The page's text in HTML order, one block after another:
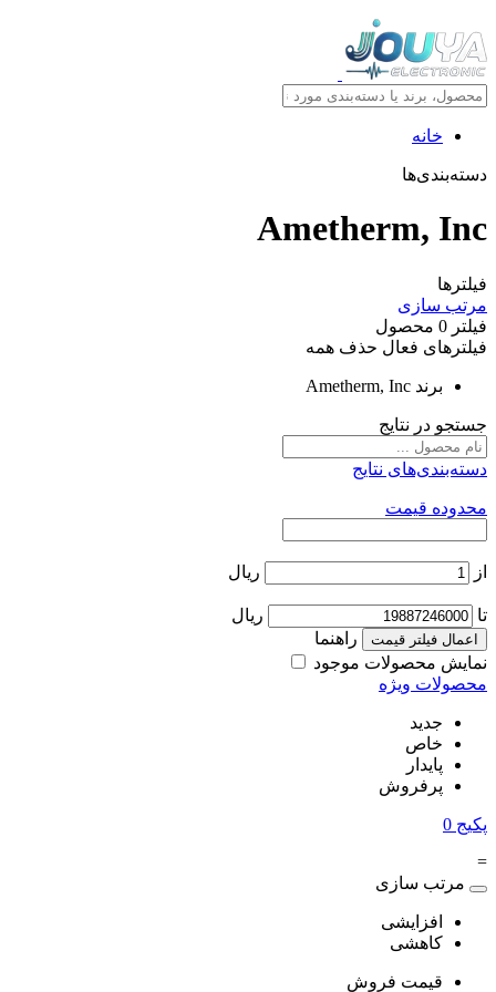
خانه
دسته‌بندی‌ها
Ametherm, Inc
فیلترها
مرتب سازی
فیلتر 0 محصول
فیلترهای فعال حذف همه
برند Ametherm, Inc
جستجو در نتایج
دسته‌بندی‌های نتایج
محدوده قیمت
از ریال
تا ریال
اعمال فیلتر قیمت
راهنما
نمایش محصولات موجود
محصولات ویژه
جدید
خاص
پایدار
پرفروش
پکیج 0
=
مرتب سازی
افزایشی
کاهشی
قیمت فروش